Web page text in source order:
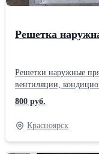
Решетка
Решетки наружные
вентиляции,
притока и выброса
прямоугольную
декоративными
800 руб.
Красноярск